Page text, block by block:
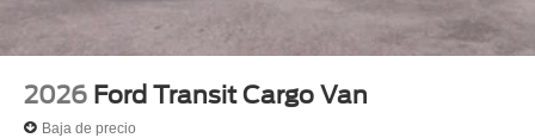
2026 Ford Transit Cargo Van
Baja de precio